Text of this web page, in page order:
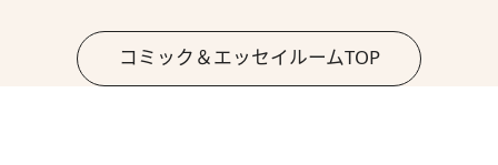
コミック＆エッセイルームTOP